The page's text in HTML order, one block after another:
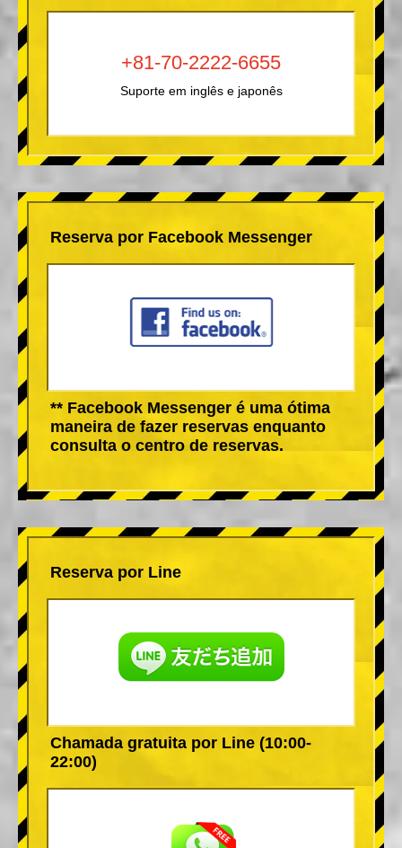
+81-70-2222-6655
Suporte em inglês e japonês
Reserva por Facebook Messenger
** Facebook Messenger é uma ótima
maneira de fazer reservas enquanto
consulta o centro de reservas.
Reserva por Line
Chamada gratuita por Line (10:00-
22:00)